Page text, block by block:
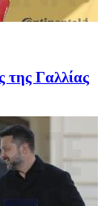
της Γαλλίας